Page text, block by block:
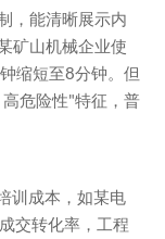
，能清晰展示内
矿山机械企业使
缩短至8分钟。但
危险性"特征，普
训成本，如某电
交转化率，工程